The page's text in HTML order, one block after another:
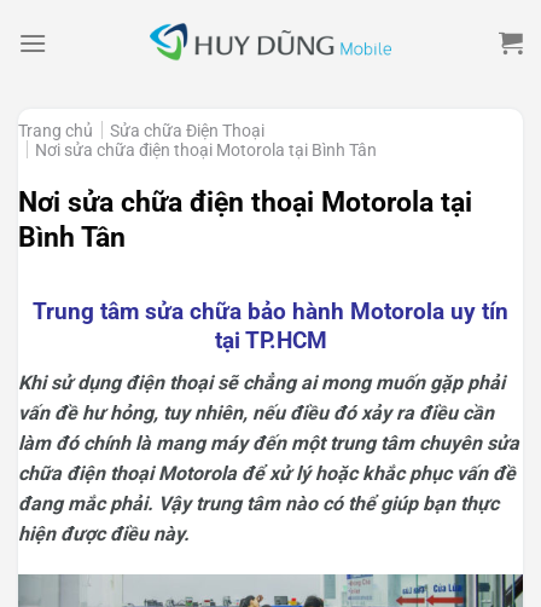
Trang chủ
Sửa chữa Điện Thoại
Nơi sửa chữa điện thoại Motorola tại Bình Tân
Nơi sửa chữa điện thoại Motorola tại
Bình Tân
Trung tâm sửa chữa bảo hành Motorola uy tín
tại TP.HCM
Khi sử dụng điện thoại sẽ chẳng ai mong muốn gặp phải
vấn đề hư hỏng, tuy nhiên, nếu điều đó xảy ra điều cần
làm đó chính là mang máy đến một trung tâm chuyên sửa
chữa điện thoại Motorola để xử lý hoặc khắc phục vấn đề
đang mắc phải. Vậy trung tâm nào có thể giúp bạn thực
hiện được điều này.